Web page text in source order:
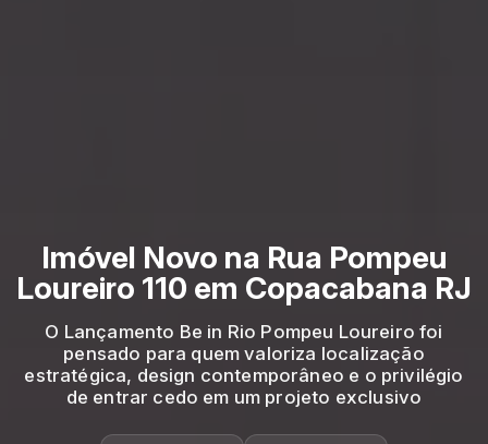
Imóvel Novo na Rua Pompeu
Loureiro 110 em Copacabana RJ
O Lançamento Be in Rio Pompeu Loureiro foi
pensado para quem valoriza localização
estratégica, design contemporâneo e o privilégio
de entrar cedo em um projeto exclusivo